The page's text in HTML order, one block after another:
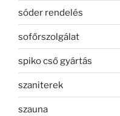
sóder rendelés
sofőrszolgálat
spiko cső gyártás
szaniterek
szauna